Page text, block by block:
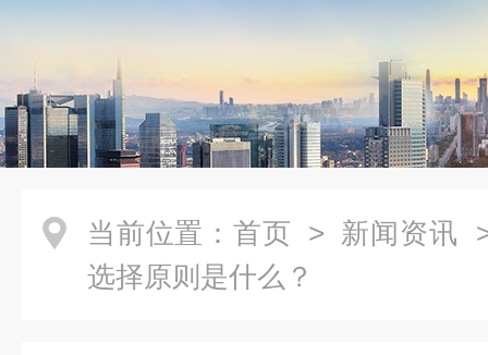
当前位置： 首页 > 新闻资讯
选择原则是什么？